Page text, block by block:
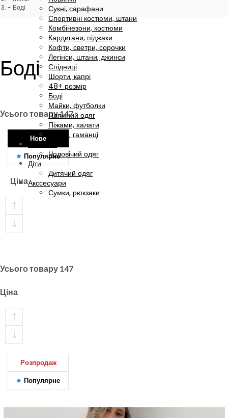
Сукні, сарафани
Спортивні костюми, штани
Комбінезони, костюми
Кардигани, піджаки
Кофти, светри, сорочки
Легінси, штани, джинси
Спідниці
Шорти, капрі
48+ розмір
Боді
Майки, футболки
Пляжний одяг
Піжами, халати
Сумки, гаманці
Чоловічий одяг
Діти
Дитячий одяг
Акссесуари
Сумки, рюкзаки
Боді
Боді
Усього товару147
Нове
Популярне
Ціна
Усього товару 147
Ціна
Розпродаж
Популярне